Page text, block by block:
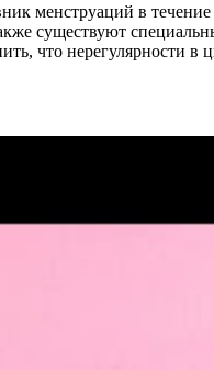
менструаций в течение
существуют
что нерегулярности в